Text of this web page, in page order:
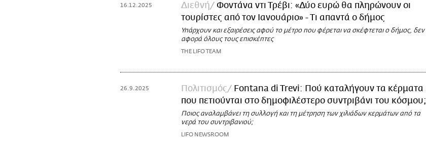
16.12.2025 Διεθνή
Φοντάνα ντι Τρέβι: «Δύο ευρώ θα πληρώνουν οι
τουρίστες από τον Ιανουάριο» - Τι απαντά ο δήμος
Υπάρχουν και εξαιρέσεις αφού το μέτρο που φέρεται να σκέφτεται ο δήμος, δεν
αφορά όλους τους επισκέπτες
THE LIFO TEAM
26.9.2025 Πολιτισμός
Fontana di Trevi: Πού καταλήγουν τα κέρματα
που πετιούνται στο δημοφιλέστερο συντριβάνι του κόσμου;
Ποιος αναλαμβάνει τη συλλογή και τη μέτρηση των χιλιάδων κερμάτων από τα
νερά του συντριβανιού;
LIFO NEWSROOM